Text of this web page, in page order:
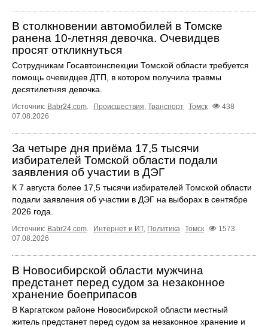
В столкновении автомобилей в Томске
ранена 10-летняя девочка. Очевидцев
просят откликнуться
Сотрудникам Госавтоинспекции Томской области требуется
помощь очевидцев ДТП, в котором получила травмы
десятилетняя девочка.
Источник: Babr24.com. Происшествия, Транспорт Томск
438
07.08.2026
За четыре дня приёма 17,5 тысячи
избирателей Томской области подали
заявления об участии в ДЭГ
К 7 августа более 17,5 тысячи избирателей Томской области
подали заявления об участии в ДЭГ на выборах в сентябре
2026 года.
Источник: Babr24.com. Интернет и ИТ, Политика Томск
1573
07.08.2026
В Новосибирской области мужчина
предстанет перед судом за незаконное
хранение боеприпасов
В Каргатском районе Новосибирской области местный
житель предстанет перед судом за незаконное хранение и